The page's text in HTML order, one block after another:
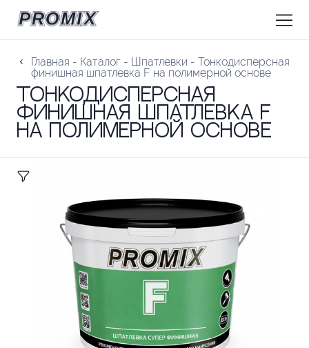
Главная - Каталог - Шпатлевки - Тонкодисперсная
финишная шпатлевка F на полимерной основе
Тонкодисперсная
финишная шпатлевка F
на полимерной основе